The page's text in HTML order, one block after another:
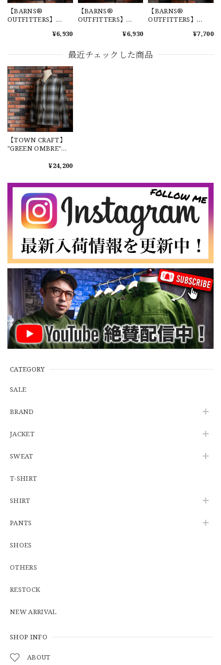
CATEGORY
SALE
BRAND
JACKET
SWEAT
T-SHIRT
SHIRT
PANTS
SHOES
OTHERS
RESTOCK
NEW ARRIVAL
SHOP INFO
ABOUT
2026/07/17
DSA
2026/07/16
なかなか見つからないこの色味が本当に好きです！ありがと
うございました！
2026/07/14
【Cooperstown Ball Cap】Made in USA Baseball Cap "NY" STONE×GREEN 新品 クーパーズタウンボールキャップ 6パネル ２トーン 緑
３.1947 New York Cubans
2026/07/01
2026/06/29
【Additive and Line】Wallet Chain Nickel Silver WCH-005 新品 ウォレットチェーン 小判型 ニッケルシルバー 約40cm
2026/06/27
【Cooperstown Ball Cap】Made in USA Baseball Cap "1938 HOLLYWOOD STARS" 新品 クーパーズタウンボールキャップ ハリウッドスターズ 6パネル
とても早く対応頂きありがとうございました。
【BARNS®
OUTFITTERS】
Neck Pocket Tee
Japan 新品 バーンズ
吊り編みTシャツ 半袖
グレー クルーネック
ポケットT 日本製
¥6,930
【BARNS®
OUTFITTERS】
Neck Pocket Tee
Japan 新品 バーンズ
アウトフィッターズ
¥6,930
【BARNS®
OUTFITTERS】
Tee 新品 バーンズア
ズンTシャツ Vガゼッ
ト 半袖 クルーネック
¥7,700
最近チェックした商品
【TOWN CRAFT】
"GREEN OMBRE"
Shirt Made In Japan
オンブレシャツ プレ
ミアム グリーン 緑 日
¥24,200